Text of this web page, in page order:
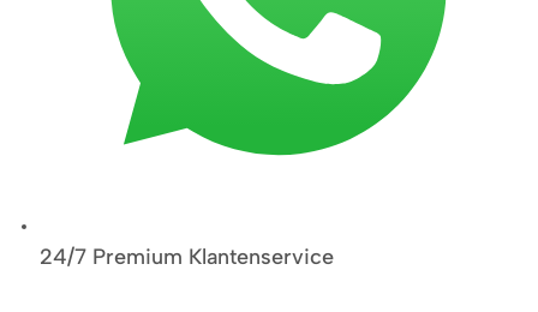
24/7 Premium Klantenservice